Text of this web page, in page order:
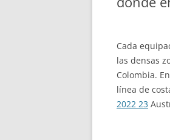
Cada
las densas
Colombia.
línea de
2022 23